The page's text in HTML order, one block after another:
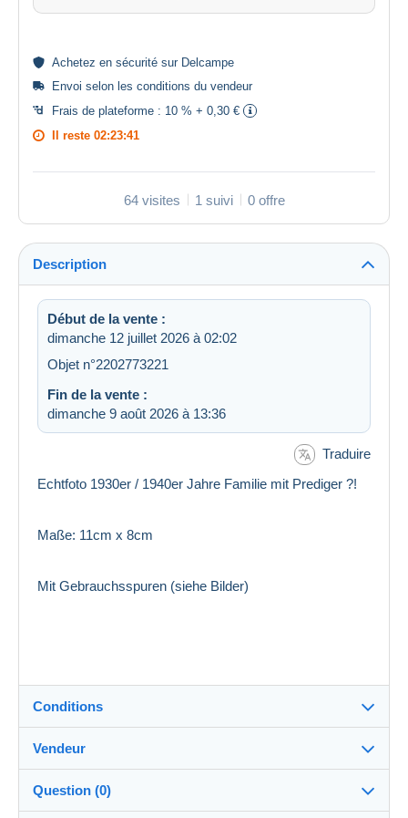
Achetez en sécurité sur Delcampe
Envoi selon les conditions du vendeur
Frais de plateforme : 10 % + 0,30 €
Il reste 02:23:41
64 visites 1 suivi 0 offre
Description
Début de la vente :
dimanche 12 juillet 2026 à 02:02
Objet n°2202773221
Fin de la vente :
dimanche 9 août 2026 à 13:36
Traduire
Echtfoto 1930er / 1940er Jahre Familie mit Prediger ?!
Maße: 11cm x 8cm
Mit Gebrauchsspuren (siehe Bilder)
Conditions
Destination :
Voir la liste des pays
Vendeur
pf_sammler100%(6762x)
Question (0)